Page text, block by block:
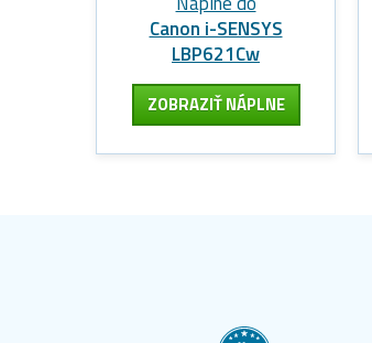
Canon i-SENSYS
LBP621Cw
ZOBRAZIŤ NÁPLNE